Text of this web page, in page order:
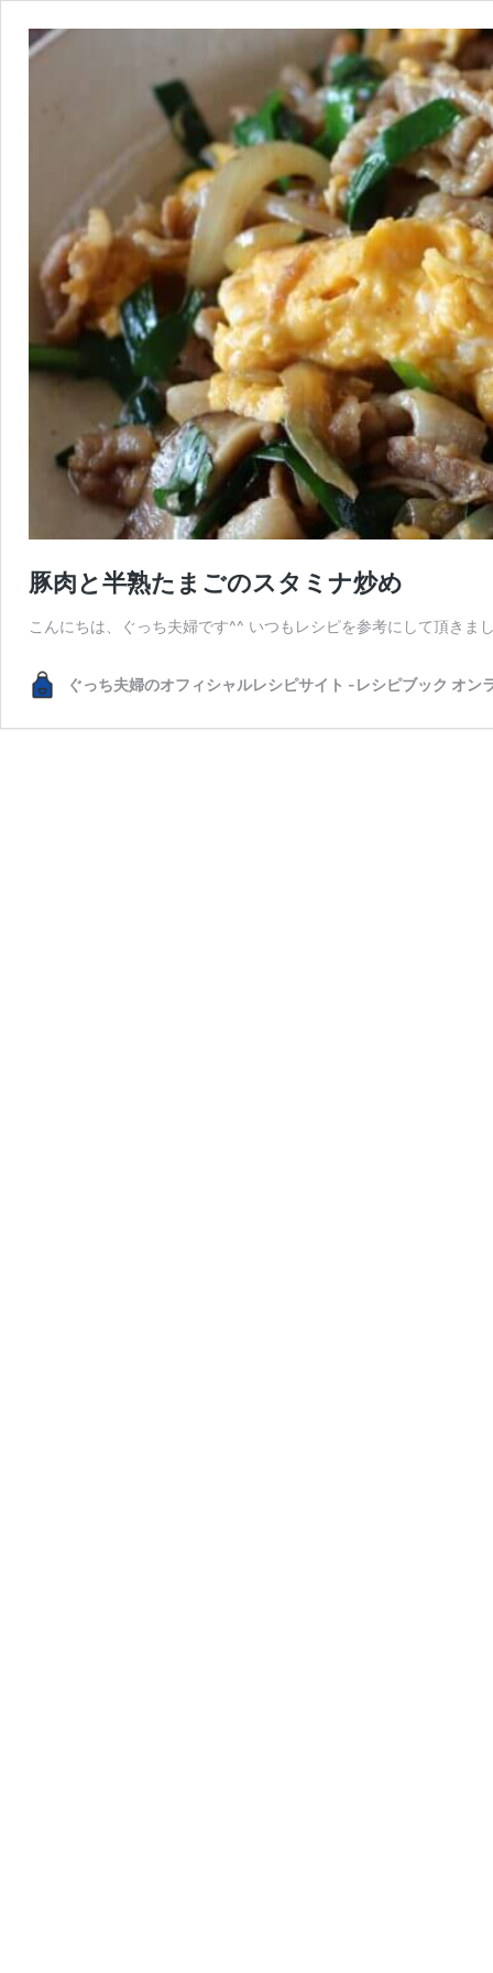
豚肉と半熟たまごのスタミナ炒め
こんにちは、ぐっち夫婦です^^ いつもレシピを参考にして頂き
ぐっち夫婦のオフィシャルレシピサイト -レシピブック オン